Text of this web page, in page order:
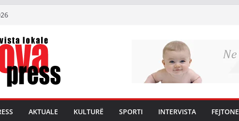
AKTUALE KULTURË SPORTI INTERVISTA FEJTONE